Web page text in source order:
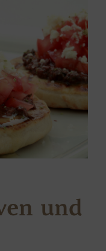
und